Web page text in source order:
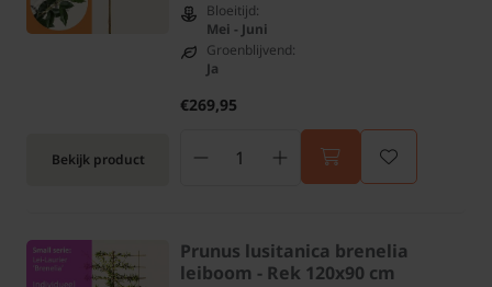
Bekijk product
Bloeitijd:
Mei - Juni
Groenblijvend:
Ja
€269,95
Prunus lusitanica brenelia
leiboom - Rek 120x90 cm